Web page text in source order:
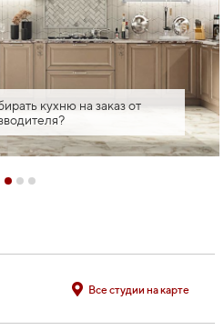
кухню на заказ от
Все студии на карте